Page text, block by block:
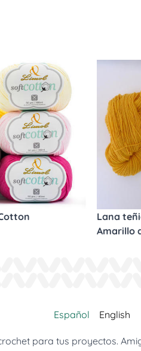
Lana
Amarillo
Español English
para tus proyectos.